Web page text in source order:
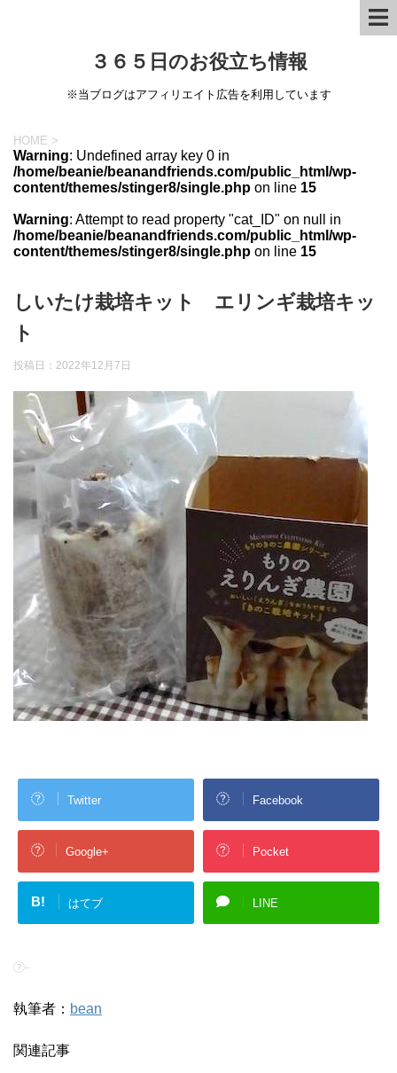
３６５日のお役立ち情報
※当ブログはアフィリエイト広告を利用しています
HOME >
Warning: Undefined array key 0 in
/home/beanie/beanandfriends.com/public_html/wp-
content/themes/stinger8/single.php on line 15
Warning: Attempt to read property "cat_ID" on null in
/home/beanie/beanandfriends.com/public_html/wp-
content/themes/stinger8/single.php on line 15
しいたけ栽培キット エリンギ栽培キッ
ト
投稿日： 2022年12月7日
Twitter Facebook
Google+ Pocket
B! はてブ LINE
-
執筆者： bean
関連記事